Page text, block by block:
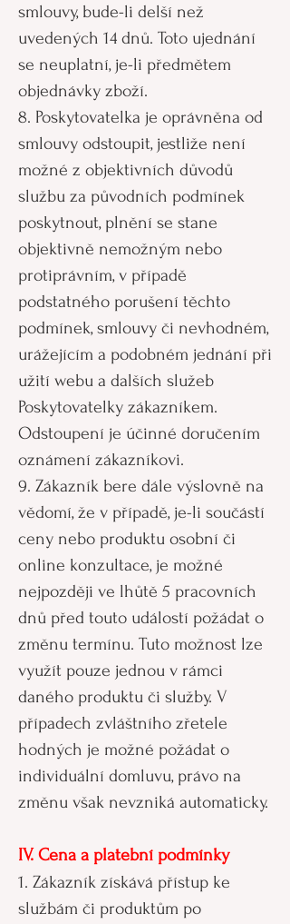
smlouvy, bude-li delší než
uvedených 14 dnů. Toto ujednání
se neuplatní, je-li předmětem
objednávky zboží.
8. Poskytovatelka je oprávněna od
smlouvy odstoupit, jestliže není
možné z objektivních důvodů
službu za původních podmínek
poskytnout, plnění se stane
objektivně nemožným nebo
protiprávním, v případě
podstatného porušení těchto
podmínek, smlouvy či nevhodném,
urážejícím a podobném jednání při
užití webu a dalších služeb
Poskytovatelky zákazníkem.
Odstoupení je účinné doručením
oznámení zákazníkovi.
9. Zákazník bere dále výslovně na
vědomí, že v případě, je-li součástí
ceny nebo produktu osobní či
online konzultace, je možné
nejpozději ve lhůtě 5 pracovních
dnů před touto událostí požádat o
změnu termínu. Tuto možnost lze
využít pouze jednou v rámci
daného produktu či služby. V
případech zvláštního zřetele
hodných je možné požádat o
individuální domluvu, právo na
změnu však nevzniká automaticky.
IV. Cena a platební podmínky
1. Zákazník získává přístup ke
službám či produktům po